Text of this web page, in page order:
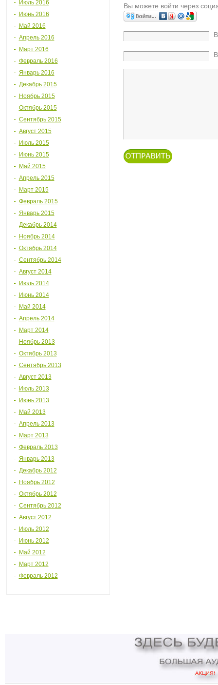
Июль 2016
Июнь 2016
Май 2016
Апрель 2016
Март 2016
Февраль 2016
Январь 2016
Декабрь 2015
Ноябрь 2015
Октябрь 2015
Сентябрь 2015
Август 2015
Июль 2015
Июнь 2015
Май 2015
Апрель 2015
Март 2015
Февраль 2015
Январь 2015
Декабрь 2014
Ноябрь 2014
Октябрь 2014
Сентябрь 2014
Август 2014
Июль 2014
Июнь 2014
Май 2014
Апрель 2014
Март 2014
Ноябрь 2013
Октябрь 2013
Сентябрь 2013
Август 2013
Июль 2013
Июнь 2013
Май 2013
Апрель 2013
Март 2013
Февраль 2013
Январь 2013
Декабрь 2012
Ноябрь 2012
Октябрь 2012
Сентябрь 2012
Август 2012
Июль 2012
Июнь 2012
Май 2012
Март 2012
Февраль 2012
Вы можете войти через